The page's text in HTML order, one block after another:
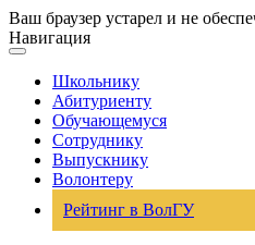
Ваш браузер устарел и не
Навигация
Школьнику
Абитуриенту
Обучающемуся
Сотруднику
Выпускнику
Волонтеру
Рейтинг в ВолГУ